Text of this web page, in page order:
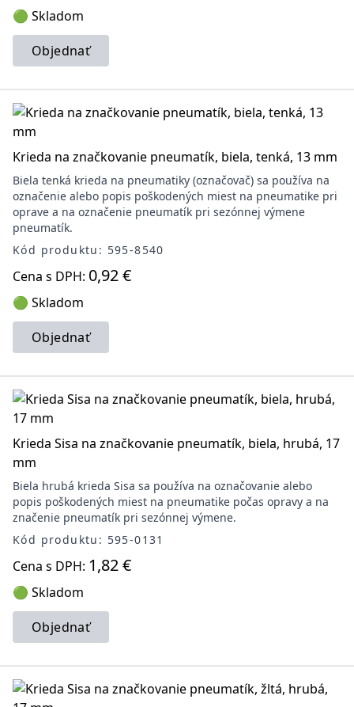
🟢 Skladom
Objednať
Krieda na značkovanie pneumatík, biela, tenká, 13 mm
Biela tenká krieda na pneumatiky (označovač) sa používa na
označenie alebo popis poškodených miest na pneumatike pri
oprave a na označenie pneumatík pri sezónnej výmene
pneumatík.
Kód produktu: 595-8540
Cena s DPH: 0,92 €
🟢 Skladom
Objednať
Krieda Sisa na značkovanie pneumatík, biela, hrubá, 17
mm
Biela hrubá krieda Sisa sa používa na označovanie alebo
popis poškodených miest na pneumatike počas opravy a na
značenie pneumatík pri sezónnej výmene.
Kód produktu: 595-0131
Cena s DPH: 1,82 €
🟢 Skladom
Objednať